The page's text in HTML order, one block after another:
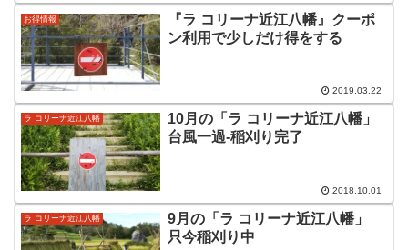
お得情報
『ラ コリーナ近江八幡』クーポ
ン利用で少しだけ得をする
2019.03.22
ラ コリーナ近江八幡
10月の「ラ コリーナ近江八幡」_
台風一過-稲刈り完了
2018.10.01
ラ コリーナ近江八幡
9月の「ラ コリーナ近江八幡」_
只今稲刈り中